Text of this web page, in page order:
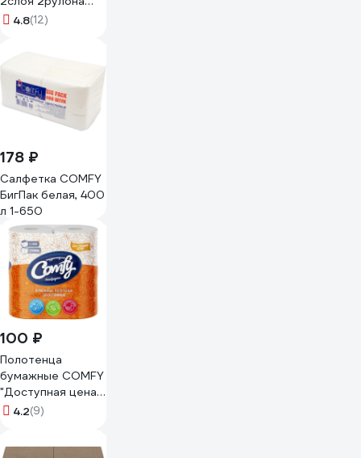
белый цвет 7570
4.8(12)
178 ₽
Салфетка COMFY
БигПак белая, 400
л 1-650
100 ₽
Полотенца
бумажные COMFY
"Доступная цена"
2-сл. 2 рул./вл.12
4.2(9)